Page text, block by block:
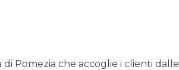
Pomezia che accoglie i clienti dalle